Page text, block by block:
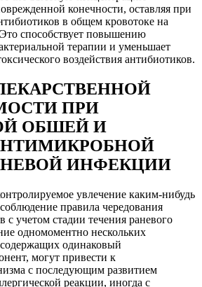
конечности, оставляя при
в общем кровотоке на
способствует повышению
терапии и уменьшает
воздействия антибиотиков.
ПРИ
ОБШЕЙ И
ИНФЕКЦИИ
увлечение каким-нибудь
правила чередования
с учетом стадии течения раневого
одномоментно нескольких
одинаковый
могут привести к
с последующим развитием
реакции, иногда с